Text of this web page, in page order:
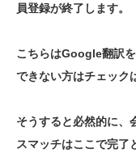
員登録が終了します。
こちらはGoogle翻訳
できない方はチェック
そうすると必然的に、
スマッチはここで完了